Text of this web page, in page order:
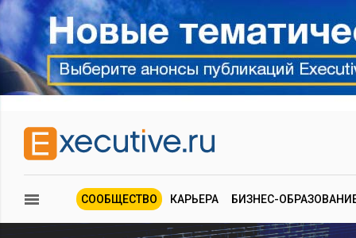
СООБЩЕСТВО КАРЬЕРА БИЗНЕС-